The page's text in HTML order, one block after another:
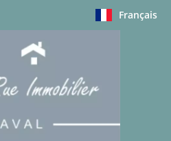
Français